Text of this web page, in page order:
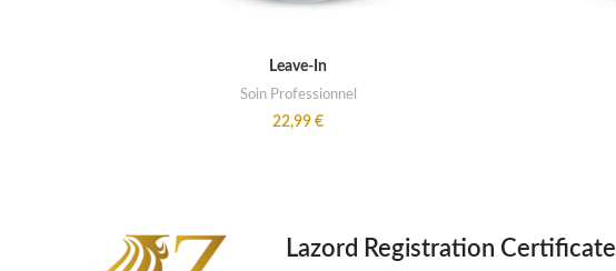
ADD TO CART
Leave-In
Soin Professionnel
22,99 €
Lazord Registration Certificate